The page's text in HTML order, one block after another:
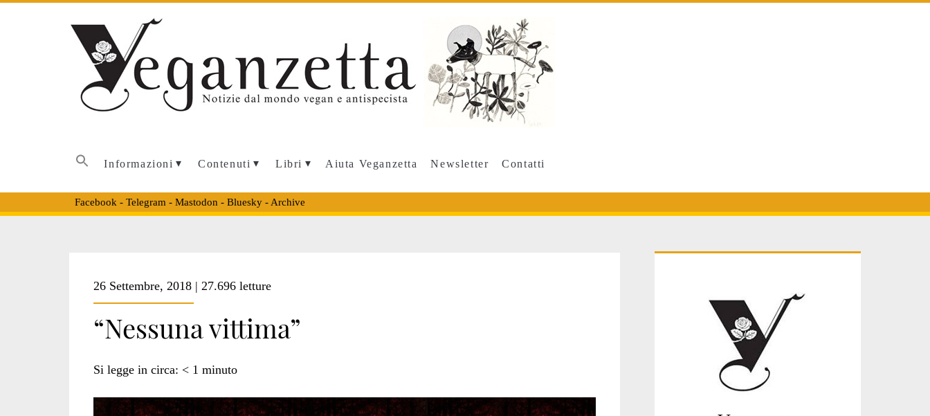
Informazioni Contenuti Libri Aiuta Veganzetta Newsletter Contatti
Facebook - Telegram - Mastodon - Bluesky- Archive
<span>incendio
monte
26 Settembre, 2018 | 27.696 letture
“Nessuna vittima”
Si legge in circa: < 1 minuto
Sidebar